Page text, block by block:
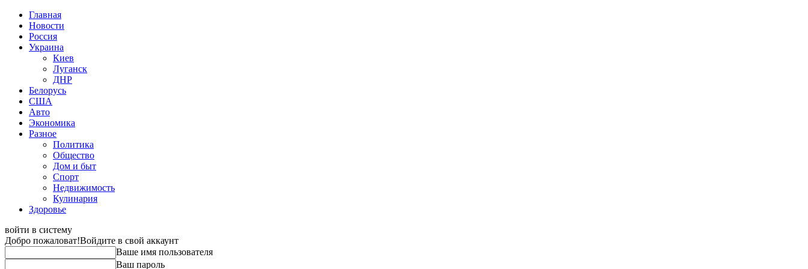
Главная
Новости
Россия
Украина
Киев
Луганск
ДНР
Белорусь
США
Авто
Экономика
Разное
Политика
Общество
Дом и быт
Спорт
Недвижимость
Кулинария
Здоровье
войти в систему
Добро пожаловат!Войдите в свой аккаунт
Ваше имя пользователя
Ваш пароль